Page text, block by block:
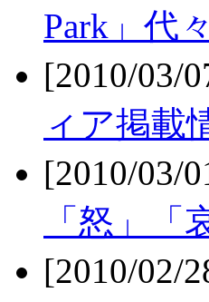
Park」代
[2010/03/
ィア掲載
[2010/03/
「怒」
[2010/02/